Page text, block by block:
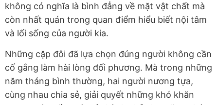
không có nghĩa là bình đẳng về mặt vật chất mà
còn nhất quán trong quan điểm hiểu biết nội tâm
và lối sống của người kia.
Những cặp đôi đã lựa chọn đúng người không cần
cố gắng làm hài lòng đối phương. Mà trong những
năm tháng bình thường, hai người nương tựa,
cùng nhau chia sẻ, giải quyết những khó khăn